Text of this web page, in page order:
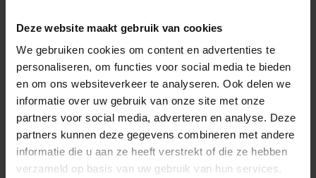
Deze website maakt gebruik van cookies
We gebruiken cookies om content en advertenties te
personaliseren, om functies voor social media te bieden
en om ons websiteverkeer te analyseren. Ook delen we
informatie over uw gebruik van onze site met onze
partners voor social media, adverteren en analyse. Deze
partners kunnen deze gegevens combineren met andere
informatie die u aan ze heeft verstrekt of die ze hebben
verzameld op basis van uw gebruik van hun services.
diverse kleuren en vormen, waardoor ze in elke tuin
Houten regentonnen
De houten regentonnen van Barrel Atelier zijn vervaardigd
uit gerecyclede wijn-, whisky- of portvaten. Ze
combineren duurzaamheid met een robuuste uitstraling
en voegen een uniek element toe aan je tuin. Dankzij het
gebruik van hoogwaardige materialen en vakmanschap
zijn deze regentonnen niet alleen functioneel, maar ook
een stijlvolle toevoeging aan je buitenruimte.